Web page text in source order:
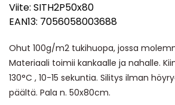
Viite: SITH2P50x80
EAN13: 7056058003688
Ohut 100g/m2 tukihuopa, jossa
Materiaali toimii kankaalle ja nahalle.
130°C , 10-15 sekuntia. Silitys ilman
päältä. Pala n. 50x80cm.